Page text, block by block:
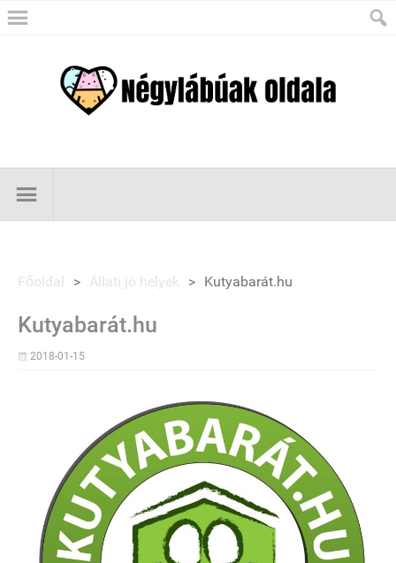
Főoldal > Állati jó helyek > Kutyabarát.hu
Kutyabarát.hu
2018-01-15